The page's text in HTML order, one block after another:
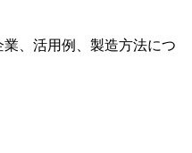
、活用例、製造方法につ